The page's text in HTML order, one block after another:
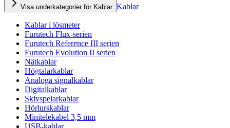
Visa underkategorier för Kablar Kablar
Kablar i lösmeter
Furutech Flux-serien
Furutech Reference III serien
Furutech Evolution II serien
Nätkablar
Högtalarkablar
Analoga signalkablar
Digitalkablar
Skivspelarkablar
Hörlurskablar
Minitelekabel 3,5 mm
USB-kablar